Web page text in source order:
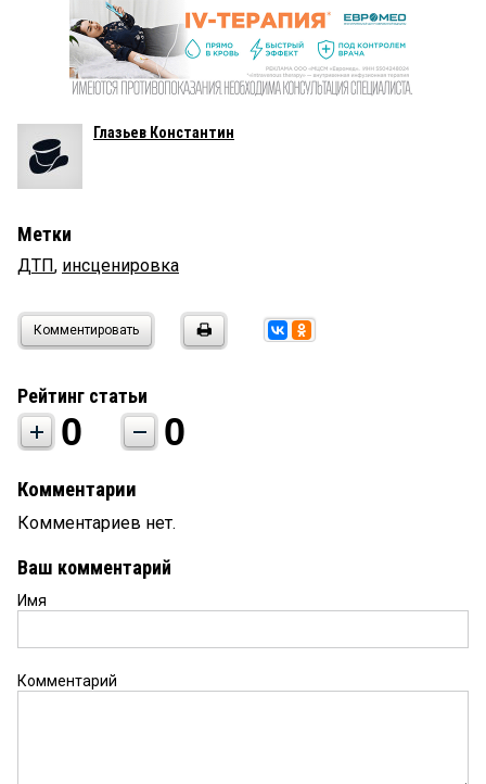
Глазьев Константин
Метки
ДТП, инсценировка
Комментировать
Рейтинг статьи
0 0
Комментарии
Комментариев нет.
Ваш комментарий
Имя
Комментарий